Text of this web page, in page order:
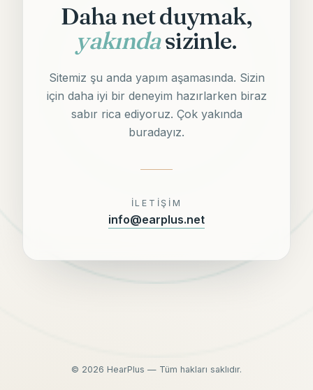
Daha net duymak,
yakındasizinle.
Sitemiz şu anda yapım aşamasında. Sizin
için daha iyi bir deneyim hazırlarken biraz
sabır rica ediyoruz. Çok yakında
buradayız.
İLETIŞIM
info@earplus.net
© 2026 HearPlus — Tüm hakları saklıdır.